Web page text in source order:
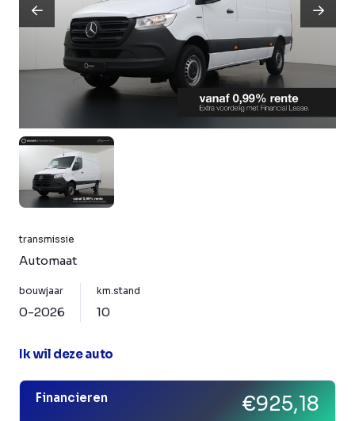
transmissie
Automaat
bouwjaar
0-2026
km.stand
10
Ik wil deze auto
Financieren €925,18